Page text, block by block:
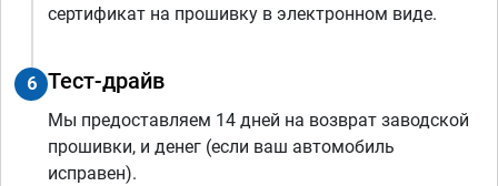
сертификат на прошивку в электронном виде.
6 Тест-драйв
Мы предоставляем 14 дней на возврат заводской
прошивки, и денег (если ваш автомобиль
исправен).